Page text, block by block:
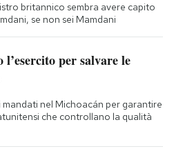
britannico sembra avere capito
se non sei Mamdani
per salvare le
nel Michoacán per garantire
che controllano la qualità